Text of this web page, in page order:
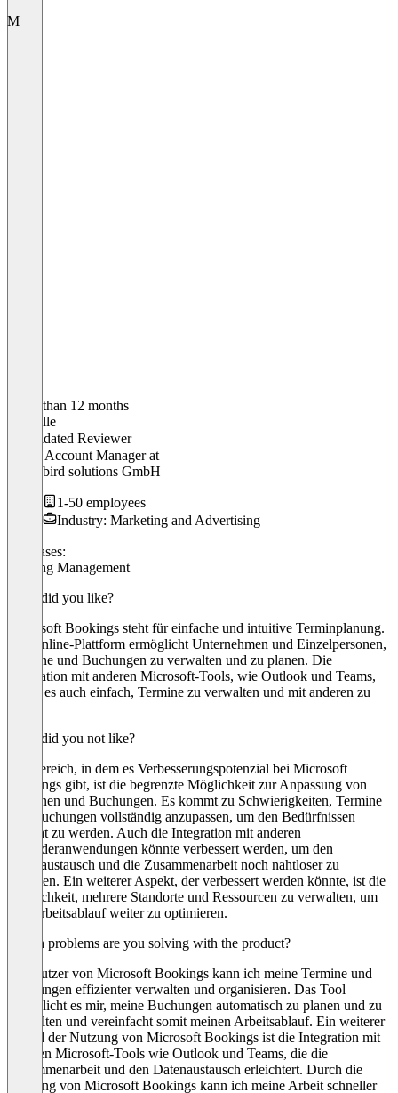
M
Older than 12 months
Michelle
Validated Reviewer
Junior Account Managerat
Reachbird solutions GmbH
1-50 employees
Industry: Marketing and Advertising
Use cases:
Meeting Management
What did you like?
Microsoft Bookings steht für einfache und intuitive Terminplanung.
Die Online-Plattform ermöglicht Unternehmen und Einzelpersonen,
Termine und Buchungen zu verwalten und zu planen. Die
Integration mit anderen Microsoft-Tools, wie Outlook und Teams,
macht es auch einfach, Termine zu verwalten und mit anderen zu
What did you not like?
Ein Bereich, in dem es Verbesserungspotenzial bei Microsoft
Bookings gibt, ist die begrenzte Möglichkeit zur Anpassung von
Terminen und Buchungen. Es kommt zu Schwierigkeiten, Termine
und Buchungen vollständig anzupassen, um den Bedürfnissen
gerecht zu werden. Auch die Integration mit anderen
Kalenderanwendungen könnte verbessert werden, um den
Datenaustausch und die Zusammenarbeit noch nahtloser zu
gestalten. Ein weiterer Aspekt, der verbessert werden könnte, ist die
Möglichkeit, mehrere Standorte und Ressourcen zu verwalten, um
den Arbeitsablauf weiter zu optimieren.
Which problems are you solving with the product?
Als Nutzer von Microsoft Bookings kann ich meine Termine und
Buchungen effizienter verwalten und organisieren. Das Tool
ermöglicht es mir, meine Buchungen automatisch zu planen und zu
verwalten und vereinfacht somit meinen Arbeitsablauf. Ein weiterer
Vorteil der Nutzung von Microsoft Bookings ist die Integration mit
anderen Microsoft-Tools wie Outlook und Teams, die die
Zusammenarbeit und den Datenaustausch erleichtert. Durch die
Nutzung von Microsoft Bookings kann ich meine Arbeit schneller